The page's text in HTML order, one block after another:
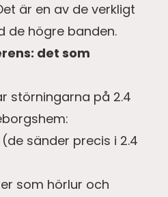
är en av de verkligt
de högre banden.
det som
störningarna på 2.4
sänder precis i 2.4
som hörlur och